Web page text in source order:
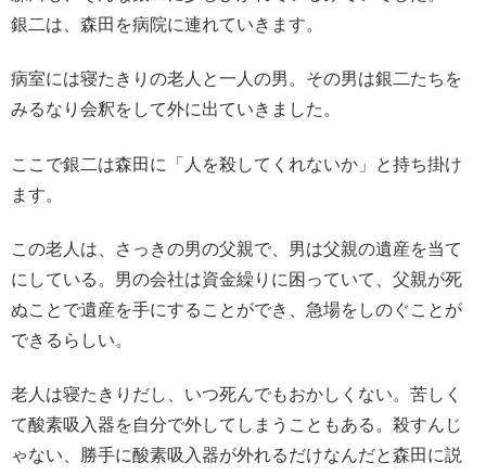
銀二は、森田を病院に連れていきます。
病室には寝たきりの老人と一人の男。その男は銀二たちを
みるなり会釈をして外に出ていきました。
ここで銀二は森田に「人を殺してくれないか」と持ち掛け
ます。
この老人は、さっきの男の父親で、男は父親の遺産を当て
にしている。男の会社は資金繰りに困っていて、父親が死
ぬことで遺産を手にすることができ、急場をしのぐことが
できるらしい。
老人は寝たきりだし、いつ死んでもおかしくない。苦しく
て酸素吸入器を自分で外してしまうこともある。殺すんじ
ゃない、勝手に酸素吸入器が外れるだけなんだと森田に説